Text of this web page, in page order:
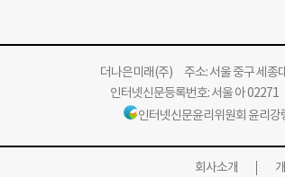
더나은미래(주)주소: 서울 중구 세종
인터넷신문등록번호: 서울 아
인터넷신문윤리위원회 윤리강
회사소개